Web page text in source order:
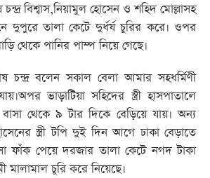
চন্দ্র বিশ্বাস,নিয়ামুল হোসেন ও শহিদ মোল্লাসহ
দুপুরে তালা কেটে দুর্ধর্ষ চুরির করে। ওপর
থেকে পানির পাম্প নিয়ে গেছে।
চন্দ্র বলেন সকাল বেলা আমার সহধর্মিণী
ভাড়াটিয়া সহিদের স্ত্রী হাসপাতালে
থেকে ৯ টার দিকে বেড়িয়ে যায়। অন্য
স্ত্রী টপি দুই দিন আগে ঢাকা বেড়াতে
ফাঁক পেয়ে দরজার তালা কেটে নগদ টাকা
মালামাল চুরি করে নিয়েছে।